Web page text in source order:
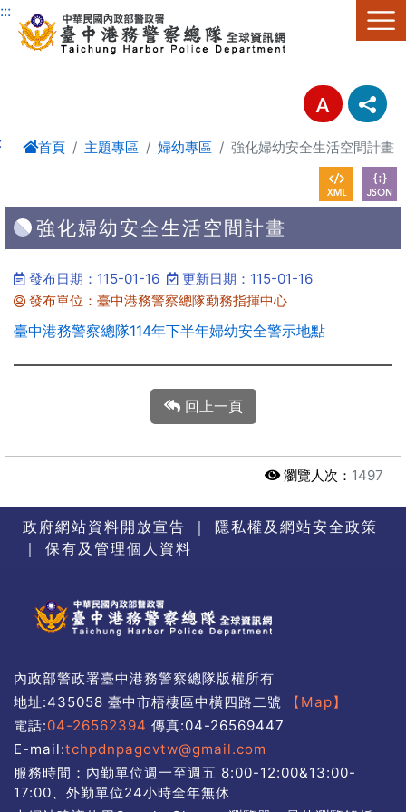
進入內容區塊
:::
首頁 主題專區 婦幼專區 強化婦幼安全生活空間計畫
強化婦幼安全生活空間計畫
發布日期：115-01-16
更新日期：115-01-16
發布單位：臺中港務警察總隊勤務指揮中心
臺中港務警察總隊114年下半年婦幼安全警示地點
回上一頁
瀏覽人次： 1497
政府網站資料開放宣告 ｜ 隱私權及網站安全政策
｜
保有及管理個人資料
內政部警政署臺中港務警察總隊版權所有
地址:435058 臺中市梧棲區中橫四路二號
【Map】
電話:04-26562394 傳真:04-26569447
E-mail:tchpdnpagovtw@gmail.com
服務時間：內勤單位週一至週五 8:00-12:00&13:00-
17:00、外勤單位24小時全年無休